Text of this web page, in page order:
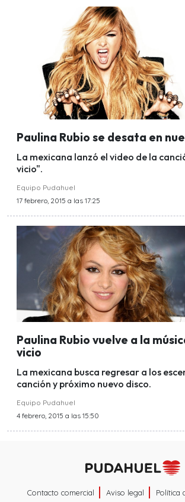
Paulina Rubio se desata en
La mexicana lanzó el video de la
vicio".
Equipo Pudahuel
17 febrero, 2015 a las 17:25
Paulina Rubio vuelve a la
vicio
La mexicana busca regresar a los
canción y próximo nuevo disco.
Equipo Pudahuel
4 febrero, 2015 a las 15:50
Contacto comercial Aviso legal Política